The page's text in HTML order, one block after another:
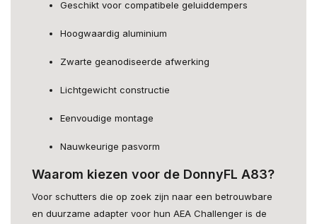
Geschikt voor compatibele geluiddempers
Hoogwaardig aluminium
Zwarte geanodiseerde afwerking
Lichtgewicht constructie
Eenvoudige montage
Nauwkeurige pasvorm
Waarom kiezen voor de DonnyFL A83?
Voor schutters die op zoek zijn naar een betrouwbare
en duurzame adapter voor hun AEA Challenger is de